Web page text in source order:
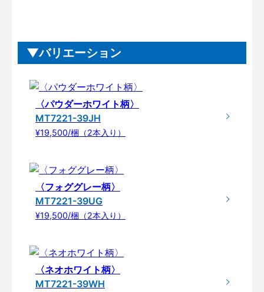
バリエーション
〈パウダーホワイト柄〉
MT7221-39JH
¥19,500/梱（2本入り）
〈フォググレー柄〉
MT7221-39UG
¥19,500/梱（2本入り）
〈ネオホワイト柄〉
MT7221-39WH